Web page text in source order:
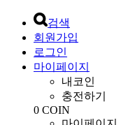
검색
회원가입
로그인
마이페이지
내코인
충전하기
0 COIN